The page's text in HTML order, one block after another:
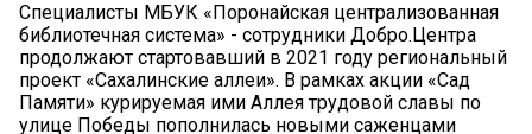
Специалисты МБУК «Поронайская централизованная
библиотечная система» - сотрудники Добро.Центра
продолжают стартовавший в 2021 году региональный
проект «Сахалинские аллеи». В рамках акции «Сад
Памяти» курируемая ими Аллея трудовой славы по
улице Победы пополнилась новыми саженцами